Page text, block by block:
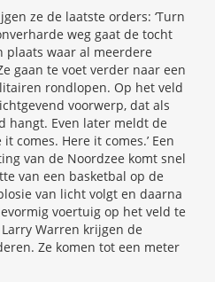
ze de laatste orders: ‘Turn
weg gaat de tocht
plaats waar al meerdere
gaan te voet verder naar een
rondlopen. Op het veld
voorwerp, dat als
hangt. Even later meldt de
comes. Here it comes.’ Een
van de Noordzee komt snel
van een basketbal op de
van licht volgt en daarna
voertuig op het veld te
Warren krijgen de
Ze komen tot een meter